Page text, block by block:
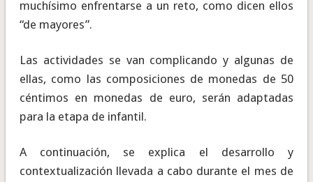
muchísimo enfrentarse a un reto, como dicen ellos
“de mayores”.
Las actividades se van complicando y algunas de
ellas, como las composiciones de monedas de 50
céntimos en monedas de euro, serán adaptadas
para la etapa de infantil.
A continuación, se explica el desarrollo y
contextualización llevada a cabo durante el mes de